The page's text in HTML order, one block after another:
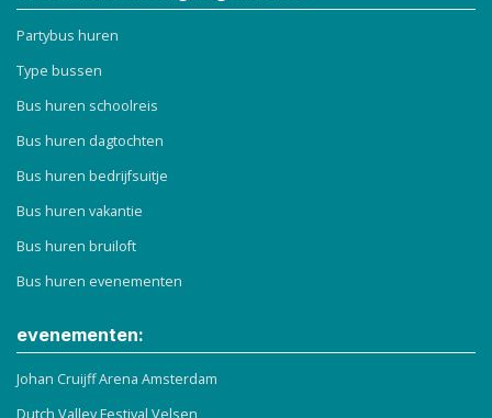
Partybus huren
Type bussen
Bus huren schoolreis
Bus huren dagtochten
Bus huren bedrijfsuitje
Bus huren vakantie
Bus huren bruiloft
Bus huren evenementen
evenementen:
Johan Cruijff Arena Amsterdam
Dutch Valley Festival Velsen